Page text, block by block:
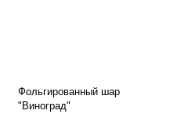
Фольгированный шар
"Виноград"